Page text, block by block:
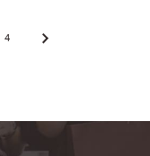
4 »